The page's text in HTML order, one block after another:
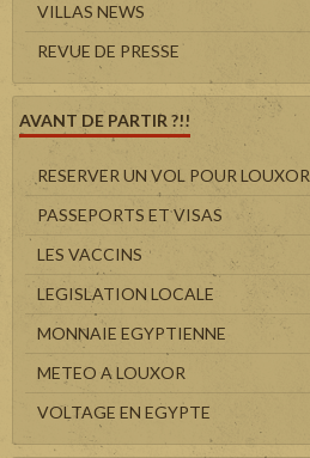
VILLAS NEWS
REVUE DE PRESSE
AVANT DE PARTIR ?!!
RESERVER UN VOL POUR LOUXOR
PASSEPORTS ET VISAS
LES VACCINS
LEGISLATION LOCALE
MONNAIE EGYPTIENNE
METEO A LOUXOR
VOLTAGE EN EGYPTE